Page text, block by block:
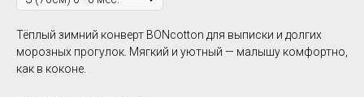
Тёплый зимний конверт BONcotton для выписки и долгих
морозных прогулок. Мягкий и уютный — малышу комфортно,
как в коконе.